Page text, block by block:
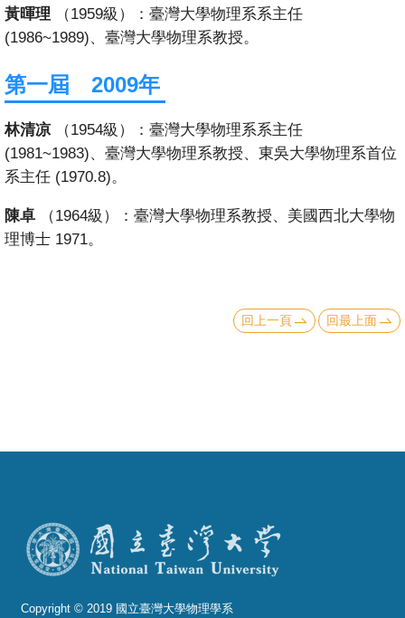
黃暉理
（1959級）：臺灣大學物理系系主任
(1986~1989)、臺灣大學物理系教授。
第一屆 2009年
林清凉 （1954級）：臺灣大學物理系​系主任
(1981~1983)、臺灣大學物理系教授、東吳大學物理系首位
系主任 (1970.8)。
陳卓
（1964級）：臺灣大學物理系教授、美國西北大學物
理博士 1971。
回上一頁 回最上面
Copyright © 2019 國立臺灣大學物理學系